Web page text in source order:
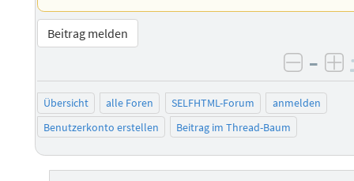
Beitrag melden
–
Übersicht alle Foren SELFHTML-Forum
anmelden
Benutzerkonto erstellen
Beitrag im Thread-Baum